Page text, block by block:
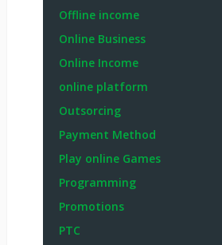
Offline income
Online Business
Online Income
online platform
Outsorcing
Payment Method
Play online Games
Programming
Promotions
PTC